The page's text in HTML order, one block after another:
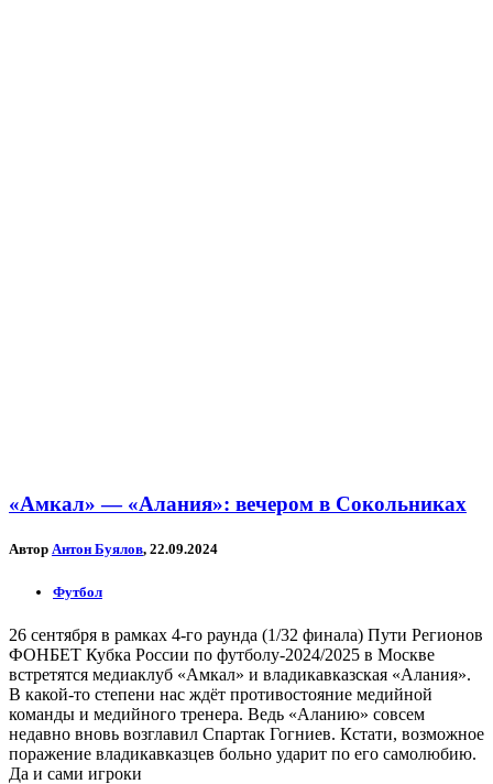
«Амкал» — «Алания»: вечером в Сокольниках
Автор Антон Буялов, 22.09.2024
Футбол
26 сентября в рамках 4-го раунда (1/32 финала) Пути Регионов
ФОНБЕТ Кубка России по футболу-2024/2025 в Москве
встретятся медиаклуб «Амкал» и владикавказская «Алания».
В какой-то степени нас ждёт противостояние медийной
команды и медийного тренера. Ведь «Аланию» совсем
недавно вновь возглавил Спартак Гогниев. Кстати, возможное
поражение владикавказцев больно ударит по его самолюбию.
Да и сами игроки